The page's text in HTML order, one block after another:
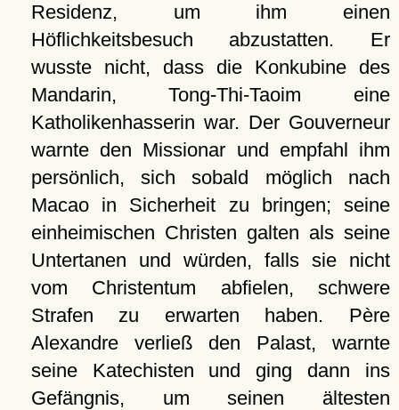
Residenz, um ihm einen
Höflichkeitsbesuch abzustatten. Er
wusste nicht, dass die Konkubine des
Mandarin, Tong-Thi-Taoim eine
Katholikenhasserin war. Der Gouverneur
warnte den Missionar und empfahl ihm
persönlich, sich sobald möglich nach
Macao in Sicherheit zu bringen; seine
einheimischen Christen galten als seine
Untertanen und würden, falls sie nicht
vom Christentum abfielen, schwere
Strafen zu erwarten haben. Père
Alexandre verließ den Palast, warnte
seine Katechisten und ging dann ins
Gefängnis, um seinen ältesten